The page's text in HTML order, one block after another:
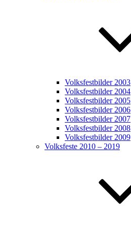
Volksfestbilder 2003
Volksfestbilder 2004
Volksfestbilder 2005
Volksfestbilder 2006
Volksfestbilder 2007
Volksfestbilder 2008
Volksfestbilder 2009
Volksfeste 2010 – 2019